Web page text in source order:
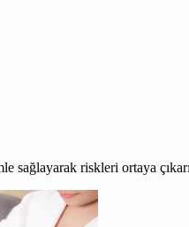
sağlayarak riskleri ortaya